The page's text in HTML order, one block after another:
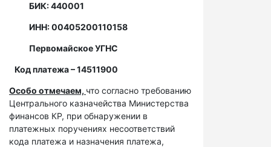
БИК: 440001
ИНН: 00405200110158
Первомайское УГНС
Код платежа – 14511900
Особо отмечаем, что согласно требованию
Центрального казначейства Министерства
финансов КР, при обнаружении в
платежных поручениях несоответствий
кода платежа и назначения платежа,